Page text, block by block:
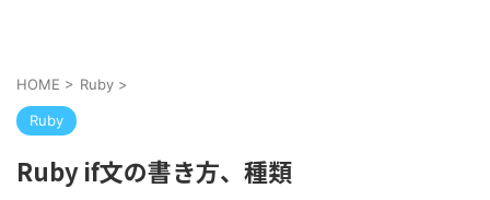
HOME > Ruby >
Ruby
Ruby if文の書き方、種類